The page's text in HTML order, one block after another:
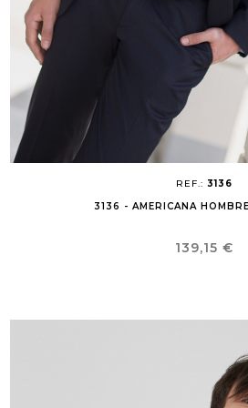
REF.: 3136
3136 - AMERICANA
Precio
139,15 €